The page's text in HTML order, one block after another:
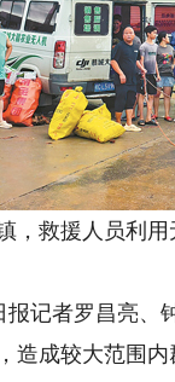
救援人员利用
者罗昌亮、
造成较大范围